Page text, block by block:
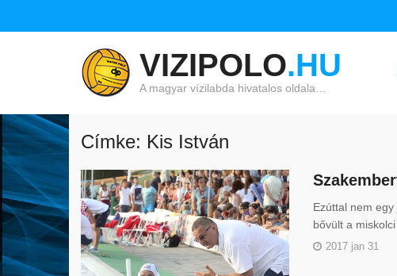
VIZIPOLO.HU
A magyar vízilabda hivatalos oldala…
Címke: Kis István
Ezúttal nem
bővült a miskolci
2017 jan 31